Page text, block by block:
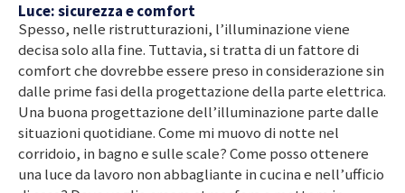
Luce: sicurezza e comfort
Spesso, nelle ristrutturazioni, l’illuminazione viene
decisa solo alla fine. Tuttavia, si tratta di un fattore di
comfort che dovrebbe essere preso in considerazione sin
dalle prime fasi della progettazione della parte elettrica.
Una buona progettazione dell’illuminazione parte dalle
situazioni quotidiane. Come mi muovo di notte nel
corridoio, in bagno e sulle scale? Come posso ottenere
una luce da lavoro non abbagliante in cucina e nell’ufficio